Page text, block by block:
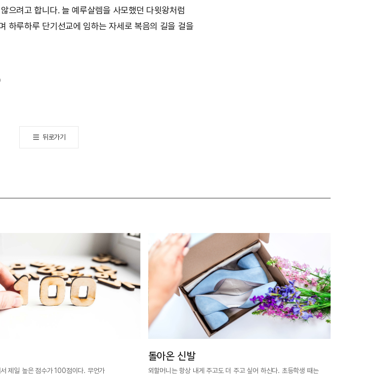
으려고 합니다. 늘 예루살렘을 사모했던 다윗왕처럼
하루하루 단기선교에 임하는 자세로 복음의 길을 걸을
톡
뒤로가기
제일 높은 점수가 100점이다. 무언가
돌아온 신발
외할머니는 항상 내게 주고도 더 주고 싶어 하신다. 초등학생 때는